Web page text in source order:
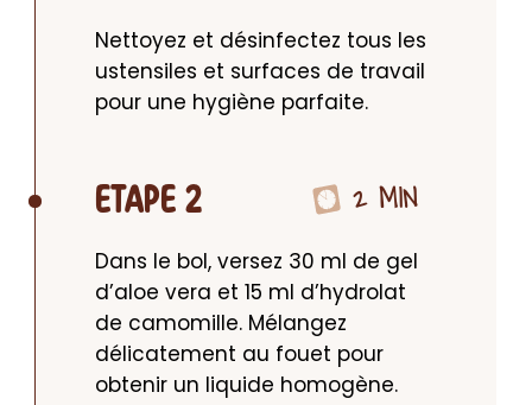
Nettoyez et désinfectez tous les
ustensiles et surfaces de travail
pour une hygiène parfaite.
ETAPE 2 2 MIN
Dans le bol, versez 30 ml de gel
d’aloe vera et 15 ml d’hydrolat
de camomille. Mélangez
délicatement au fouet pour
obtenir un liquide homogène.